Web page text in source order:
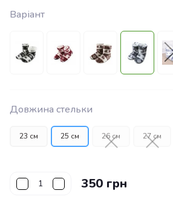
Варіант
Довжина стельки
23 см 25 см 26 см 27 см
350 грн